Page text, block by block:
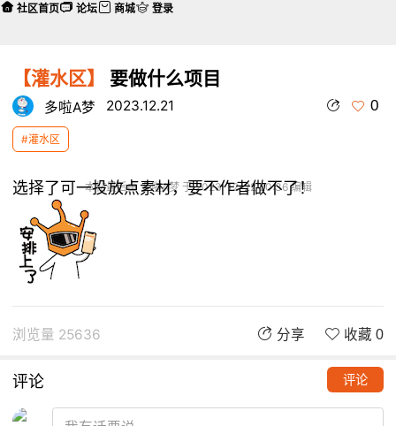
【灌水区】 要做什么项目
多啦A梦 2023.12.21 0
#灌水区
本帖最后由 多啦A梦 于 2023-12-22 20:36 编辑
选择了可一投放点素材，要不作者做不了！
浏览量 25636 分享 收藏 0
评论 评论
社区首页 论坛 商城 登录